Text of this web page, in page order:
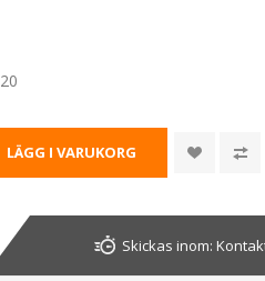
Skickas inom: